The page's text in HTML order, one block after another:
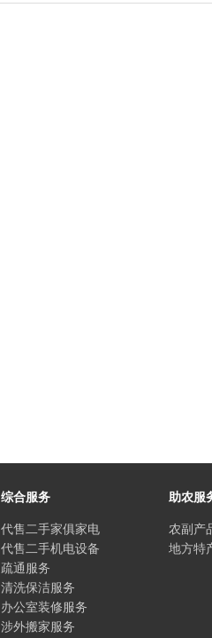
综合服务
代售二手家俱家电
代售二手机电设备
疏通服务
清洗保洁服务
办公室装修服务
涉外搬家服务
助农服
农副产
地方特